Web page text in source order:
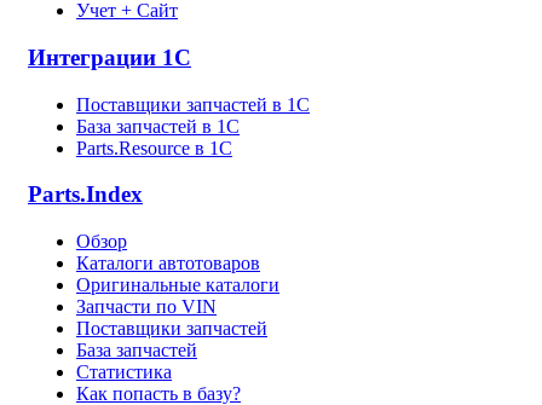
Учет + Сайт
Интеграции 1С
Поставщики запчастей в 1C
База запчастей в 1С
Parts.Resource в 1C
Parts.Index
Обзор
Каталоги автотоваров
Оригинальные каталоги
Запчасти по VIN
Поставщики запчастей
База запчастей
Статистика
Как попасть в базу?